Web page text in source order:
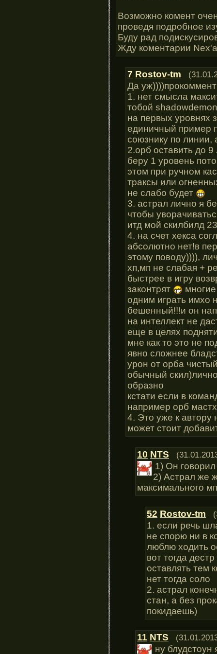
Возможно комент
проведя подробное
Буду рад
Жду коментарии
7 Rostov-tm
Да
1. нет смысла
тобой
на первых уровнях
единичный пример
союзнику по
2.орб оставить до
беру 1 уровень
этом при ручном
траксы или
не слабо будет
3. астрал лично я
чтобы
итд мой скилбилд
4. на счет хекса
абсолютно нет!в
этому поводу)))),
хп,мп не слабая +
быстрее в игру
законтрят
одним играть имхо
бешенный!!!и он
на интеллект не
еще в целях
мне как то это не
явно сложнее
урон от орба
обычный
образно
кстати если в
например орб
4. Это уже к автору
может стоит
10 NTS
1) Он
2) Астрал же
максимального
52 Rostov-tm
1. если речь
не спорю ни в
люблю ходить
вот тогда
оставлять тем
нет тогда соло
2. астрал
стан, а без
покидаешь)
11 NTS
ну блудстоун